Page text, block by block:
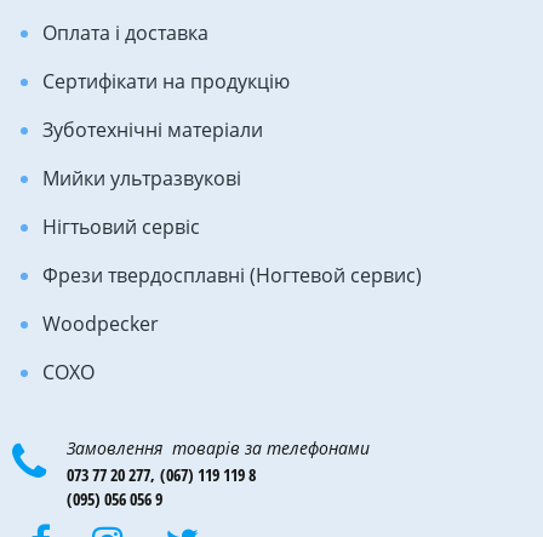
Оплата і доставка
Сертифікати на продукцію
Зуботехнічні матеріали
Мийки ультразвукові
Нігтьовий сервіс
Фрези твердосплавні (Ногтевой сервис)
Woodpecker
COXO
Замовлення товарів за телефонами
073 77 20 277, (067) 119 119 8
(095) 056 056 9